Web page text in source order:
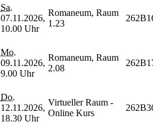
Sa.
07.11.2026,
10.00 Uhr
Romaneum, Raum
1.23
Mo.
09.11.2026,
9.00 Uhr
Romaneum, Raum
2.08
Do.
12.11.2026,
18.30 Uhr
Virtueller Raum -
Online Kurs